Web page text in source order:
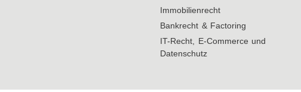
Immobilienrecht
Bankrecht & Factoring
IT-Recht, E-Commerce und
Datenschutz